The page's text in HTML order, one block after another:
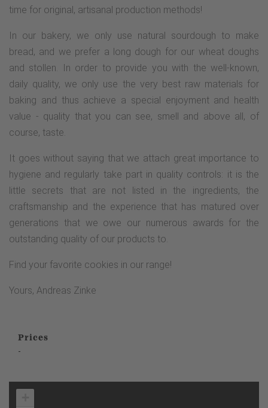
time for original, artisanal production methods!
In our bakery, we only use natural sourdough to make
bread, and we prefer a long dough for our wheat doughs
and stollen. In order to provide you with the well-known,
daily quality, we only use the very best raw materials for
baking and thus achieve a special enjoyment and health
value - quality that you can see, smell and above all, of
course, taste.
It goes without saying that we attach great importance to
hygiene and regularly take part in quality controls: it is the
little secrets that are not listed in the ingredients, the
craftsmanship and the experience that has matured over
generations that we owe our numerous awards for the
outstanding quality of our products to.
Find your favorite cookies in our range!
Yours, Andreas Zinke
Prices
-